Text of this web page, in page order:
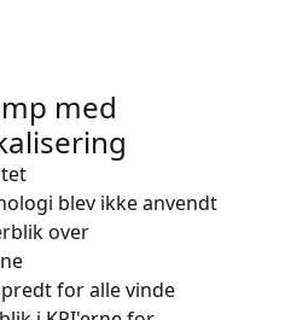
med
blev ikke anvendt
over
for alle vinde